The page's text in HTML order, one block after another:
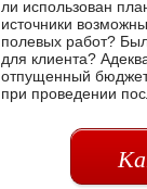
ли использован
источники
полевых работ?
для клиента?
отпущенный
при проведении